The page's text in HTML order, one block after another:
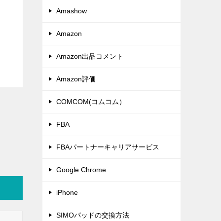
Amashow
Amazon
Amazon出品コメント
Amazon評価
COMCOM(コムコム）
FBA
FBAパートナーキャリアサービス
Google Chrome
iPhone
SIMOパッドの交換方法